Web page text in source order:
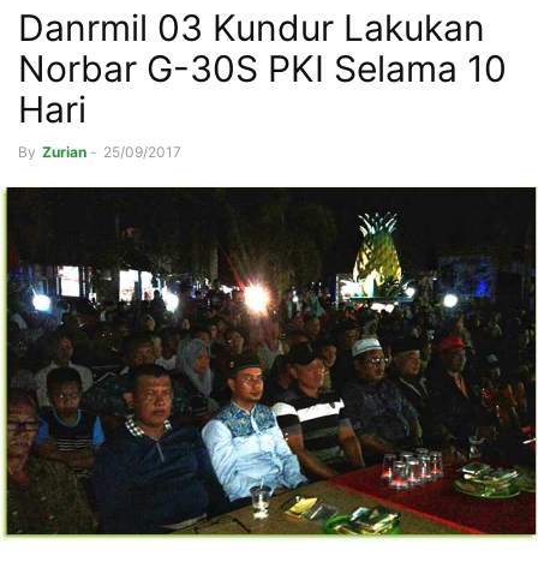
Danrmil 03 Kundur Lakukan
Norbar G-30S PKI Selama 10
Hari
By Zurian - 25/09/2017